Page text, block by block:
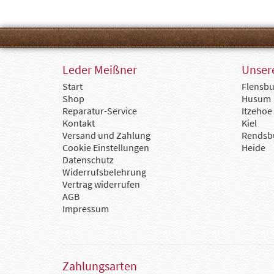
Leder Meißner
Start
Shop
Reparatur-Service
Kontakt
Versand und Zahlung
Cookie Einstellungen
Datenschutz
Widerrufsbelehrung
Vertrag widerrufen
AGB
Impressum
Husum
Itzehoe
Kiel
Heide
Zahlungsarten